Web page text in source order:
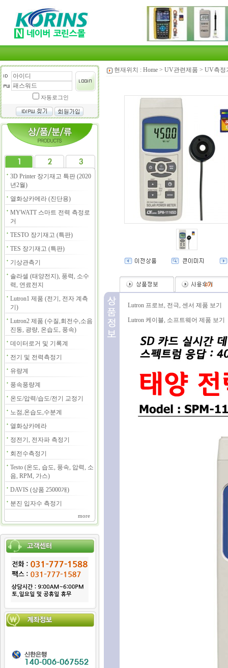
자동로그인
3D Printer 장기재고 특판 (2020
년2월)
열화상카메라 (진단용)
MYWATT 스마트 전력 측정로
거
TESTO 장기재고 (특판)
TES 장기재고 (특판)
기상관측기
솔라셀 (태양전지), 풍력, 소수
력, 연료전지
Lutron1 제품 (전기, 전자 계측
기)
Lutron2 제품 (수질,회전수,소음
진동, 광량, 온습도, 풍속)
데이터로거 및 기록계
전기 및 전력측정기
유량계
풍속풍량계
온도/압력/습도/전기 교정기
노점,온습도,수분계
열화상카메라
정전기, 전자파 측정기
회전수측정기
Testo (온도, 습도, 풍속, 압력, 소
음, RPM, 가스)
DAVIS (상품 25000개)
분진 입자수 측정기
more
현재위치 : Home > UV관련제품 > UV측정
(0)
Lutron 프로브, 전극, 센서 제품 보기
Lutron 케이블, 소프트웨어 제품 보기